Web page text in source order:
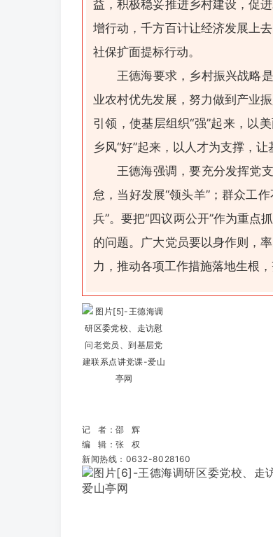
益，积极稳妥推进乡村建设，促
增行动，千方百计让经济发展上
社保扩面提标行动。
王德海要求，乡村振兴战略
业农村优先发展，努力做到产业
引领，使基层组织“强”起来，以
乡风“好”起来，以人才为支撑，让
王德海强调，要充分发挥党
怠，当好发展“领头羊”；群众工
兵”。要把“四议两公开”作为重点
的问题。广大党员要以身作则，
力，推动各项工作措施落地生根
记 者：邵 辉
编 辑：张 权
新闻热线：0632-8028160